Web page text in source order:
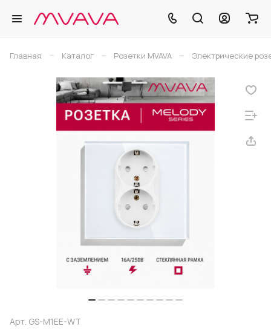
Главная – Каталог – Розетки MVAVA – Электрические
Арт. GS-M1EE-WT